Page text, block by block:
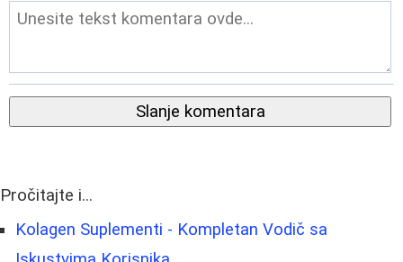
Slanje komentara
Pročitajte i...
Kolagen Suplementi - Kompletan Vodič sa